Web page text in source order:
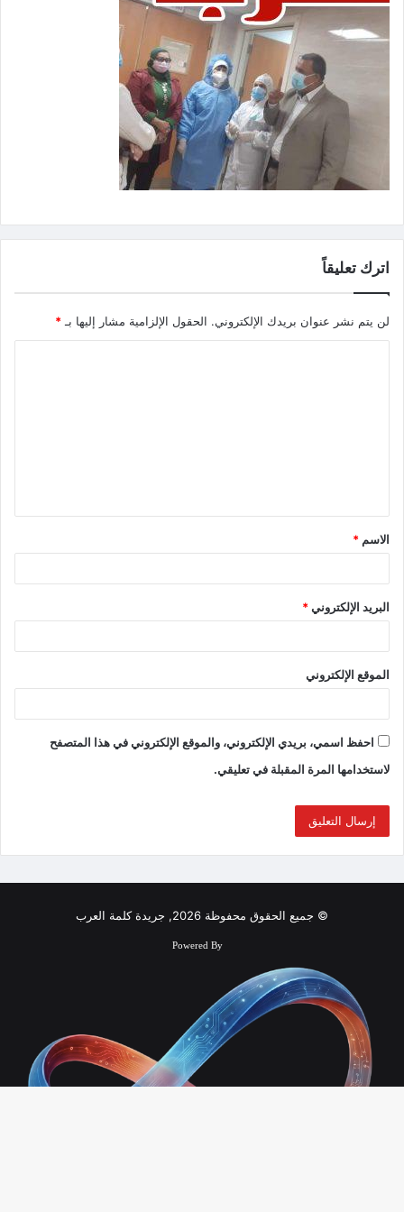
اترك تعليقاً
لن يتم نشر عنوان بريدك الإلكتروني. الحقول الإلزامية مشار إليها بـ*
الاسم *
البريد الإلكتروني*
الموقع الإلكتروني
احفظ اسمي، بريدي الإلكتروني، والموقع الإلكتروني في هذا المتصفح
لاستخدامها المرة المقبلة في تعليقي.
© جميع الحقوق محفوظة 2026, جريدة كلمة العرب